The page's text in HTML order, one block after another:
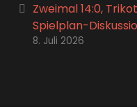
Zweimal 14:0,
Spielplan-
8. Juli 2026